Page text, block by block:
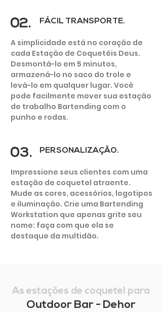
02. FÁCIL TRANSPORTE.
A simplicidade está no coração de
cada Estação de Coquetéis Deus.
Desmontá-lo em 5 minutos,
armazená-lo no saco do trole e
levá-lo em qualquer lugar. Você
pode facilmente mover sua estação
de trabalho Bartending com o
punho e rodas.
03. PERSONALIZAÇÃO.
Impressione seus clientes com uma
estação de coquetel atraente.
Mude as cores, acessórios, logotipos
e iluminação. Crie uma Bartending
Workstation que apenas grite seu
nome: faça com que ela se
destaque da multidão.
As estações de coquetel para
Outdoor Bar - Dehor